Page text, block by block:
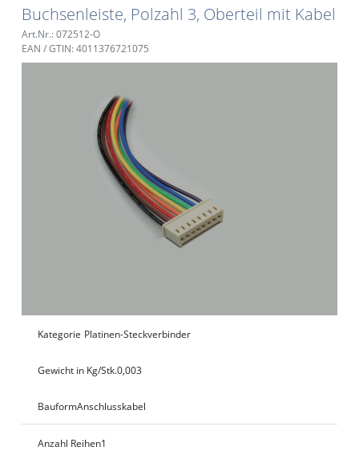
Buchsenleiste, Polzahl 3, Oberteil mit Kabel
Art.Nr.: 072512-O
EAN / GTIN: 4011376721075
Kategorie Platinen-Steckverbinder
Gewicht in Kg/Stk.0,003
BauformAnschlusskabel
Anzahl Reihen1